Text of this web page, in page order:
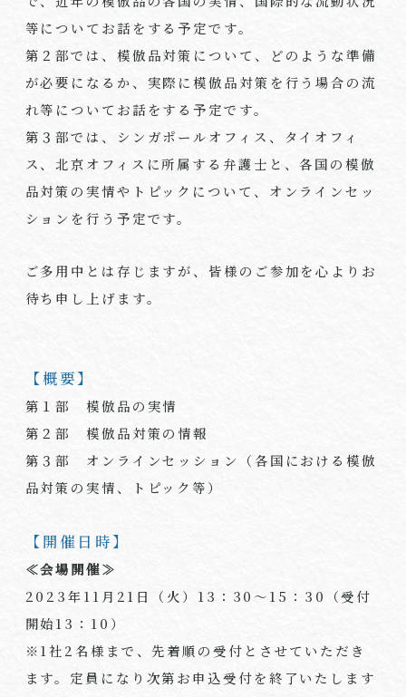
等についてお話をする予定です。
第２部では、模倣品対策について、どのような準備
が必要になるか、実際に模倣品対策を行う場合の流
れ等についてお話をする予定です。
第３部では、シンガポールオフィス、タイオフィ
ス、北京オフィスに所属する弁護士と、各国の模倣
品対策の実情やトピックについて、オンラインセッ
ションを行う予定です。
ご多用中とは存じますが、皆様のご参加を心よりお
待ち申し上げます。
【概要】
第１部 模倣品の実情
第２部 模倣品対策の情報
第３部 オンラインセッション（各国における模倣
品対策の実情、トピック等）
【開催日時】
≪会場開催≫
2023年11月21日（火）13：30～15：30（受付
開始13：10）
※1社2名様まで、先着順の受付とさせていただき
ます。定員になり次第お申込受付を終了いたします